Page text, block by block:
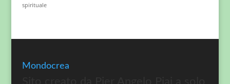
spirituale
Mondocrea